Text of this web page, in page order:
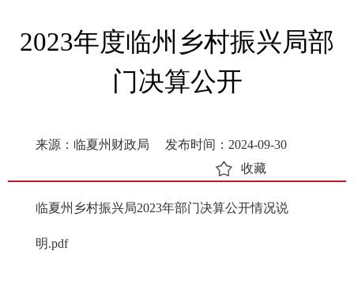
2023年度临州乡村振兴局部
门决算公开
来源：临夏州财政局
发布时间：2024-09-30
收藏
临夏州乡村振兴局2023年部门决算公开情况说
明.pdf